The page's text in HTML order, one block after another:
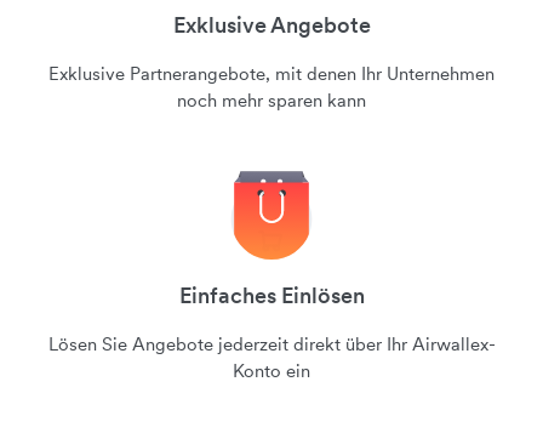
Exklusive Angebote
Exklusive Partnerangebote, mit denen Ihr Unternehmen
noch mehr sparen kann
Einfaches Einlösen
Lösen Sie Angebote jederzeit direkt über Ihr Airwallex-
Konto ein